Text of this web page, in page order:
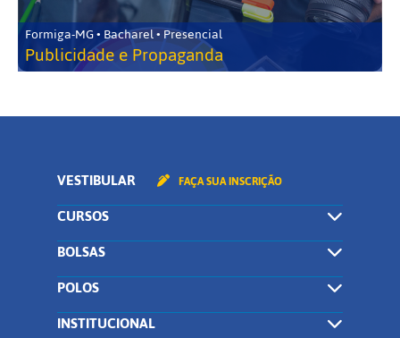
Formiga-MG • Bacharel • Presencial
Publicidade e Propaganda
VESTIBULAR FAÇA SUA INSCRIÇÃO
CURSOS
BOLSAS
POLOS
INSTITUCIONAL